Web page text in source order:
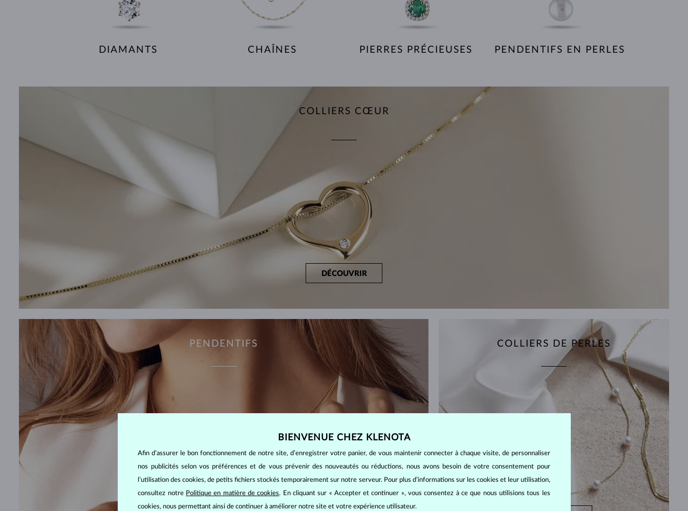
DIAMANTS CHAÎNES PIERRES PRÉCIEUSES PENDENTIFS EN PERLES
COLLIERS CŒUR
DÉCOUVRIR
PENDENTIFS COLLIERS DE PERLES
BIENVENUE CHEZ KLENOTA
Afin d’assurer le bon fonctionnement de notre site, d’enregistrer votre panier, de vous maintenir connecter à chaque visite, de personnaliser
nos publicités selon vos préférences et de vous prévenir des nouveautés ou réductions, nous avons besoin de votre consentement pour
l’utilisation des cookies, de petits fichiers stockés temporairement sur notre serveur. Pour plus d’informations sur les cookies et leur utilisation,
consultez notre Politique en matière de cookies. En cliquant sur « Accepter et continuer », vous consentez à ce que nous utilisions tous les
cookies, nous permettant ainsi de continuer à améliorer notre site et votre expérience utilisateur.